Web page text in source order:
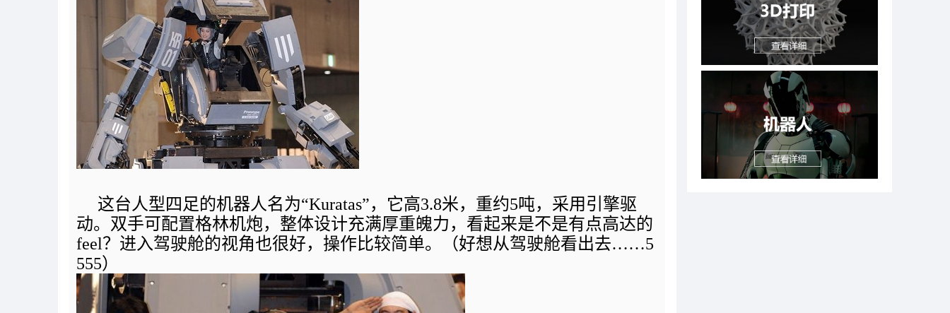
这台人型四足的机器人名为“Kuratas”，它高3.8米，重约5吨，采用引擎驱
动。双手可配置格林机炮，整体设计充满厚重魄力，看起来是不是有点高达的
feel？进入驾驶舱的视角也很好，操作比较简单。（好想从驾驶舱看出去……5
555）